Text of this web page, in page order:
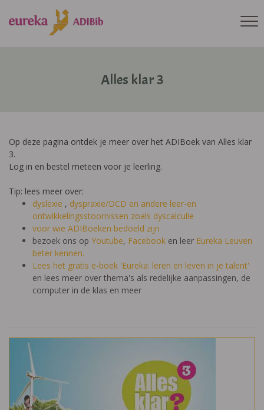
Alles klar 3
Op deze pagina ontdek je meer over het ADIBoek van Alles klar
3.
Log in en bestel meteen voor je leerling.
Tip: lees meer over:
dyslexie , dyspraxie/DCD en andere leer-en
ontwikkelingsstoornissen zoals dyscalculie
voor wie ADIBoeken bedoeld zijn
bezoek ons op Youtube, Facebook en leer Eureka Leuven
beter kennen.
Lees het gratis e-boek 'Eureka: leren en leven in je talent'
en lees meer over thema's als redelijke aanpassingen, de
computer in de klas en meer